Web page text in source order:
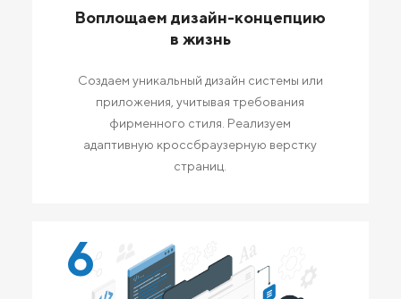
Воплощаем дизайн-концепцию
в жизнь
Создаем уникальный дизайн системы или
приложения, учитывая требования
фирменного стиля. Реализуем
адаптивную кроссбраузерную верстку
страниц.
6